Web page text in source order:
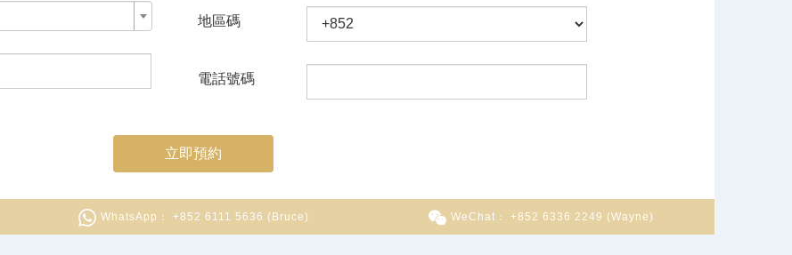
地區碼
電話號碼
立即預約
WhatsApp： +852 6111 5636 (Bruce) WeChat： +852 6336 2249 (Wayne)